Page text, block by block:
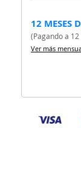
12 MESES
(Pagando a
Ver más